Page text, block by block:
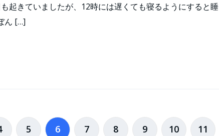
起きていましたが、12時には遅くても寝るようにすると睡
ん […]
5 6 7 8 9 10 11